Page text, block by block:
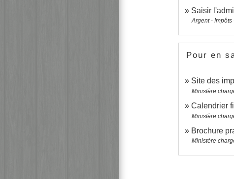
Saisir
Argent -
Pour en
Site des
Ministère
Calendrier
Ministère
Brochure
Ministère